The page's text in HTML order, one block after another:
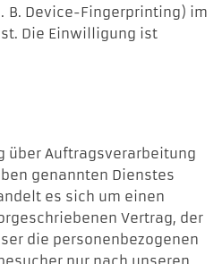
B. Device-Fingerprinting) im
Die Einwilligung ist
über Auftragsverarbeitung
genannten Dienstes
es sich um einen
Vertrag, der
die personenbezogenen